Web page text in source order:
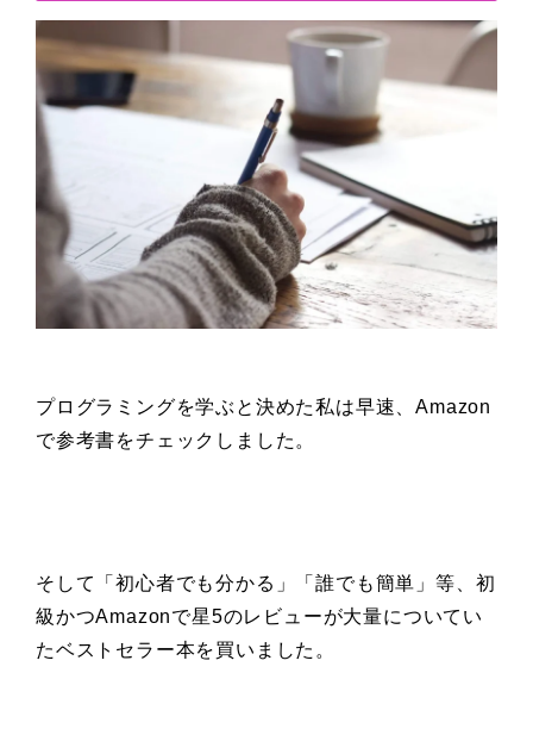
プログラミングを学ぶと決めた私は早速、Amazon
で参考書をチェックしました。
そして「初心者でも分かる」「誰でも簡単」 等、初
級かつAmazonで星5のレビューが大量についてい
たベストセラー本を買いました。